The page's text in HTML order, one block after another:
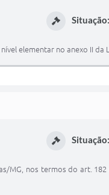
Situação:
elementar no anexo II da
Situação:
MG, nos termos do art.